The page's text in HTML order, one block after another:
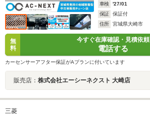
車検
'27/01
保証
保証付
住所
宮城県大崎市
無
料
今すぐ在庫確認・見積依頼
電話する
カーセンサーアフター保証がAプランに付いています
販売店： 株式会社エーシーネクスト 大崎店
三菱